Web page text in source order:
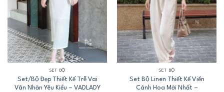
SET BỘ
Set/Bộ Đẹp Thiết Kế Trễ Vai
Vân Nhăn Yêu Kiều – VADLADY
SET BỘ
Set Bộ Linen Thiết Kế Viền
Cánh Hoa Mới Nhất –